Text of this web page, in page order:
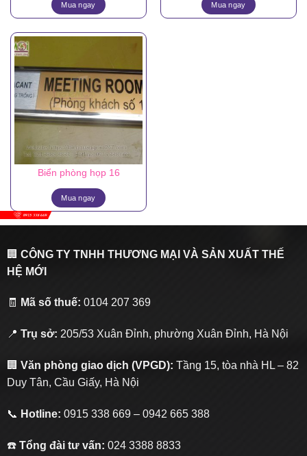
Mua ngay Mua ngay
Biển phòng họp 16
Mua ngay
🏢 CÔNG TY TNHH THƯƠNG MẠI VÀ SẢN XUẤT THẾ
HỆ MỚI
🧾 Mã số thuế: 0104 207 369
📍 Trụ sở: 205/53 Xuân Đỉnh, phường Xuân Đỉnh, Hà Nội
🏢 Văn phòng giao dịch (VPGD): Tầng 15, tòa nhà HL – 82
Duy Tân, Cầu Giấy, Hà Nội
📞 Hotline: 0915 338 669 – 0942 665 388
☎️ Tổng đài tư vấn: 024 3388 8833